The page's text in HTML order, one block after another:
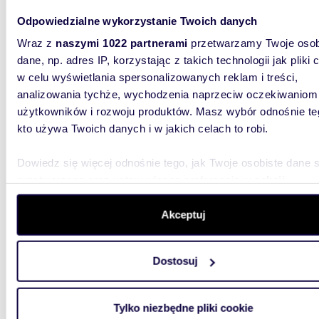
Odpowiedzialne wykorzystanie Twoich danych
Wraz z naszymi 1022 partnerami przetwarzamy Twoje
dane, np. adres IP, korzystając z takich technologii jak pliki
w celu wyświetlania spersonalizowanych reklam i treści,
analizowania tychże, wychodzenia naprzeciw oczekiwaniom
użytkowników i rozwoju produktów. Masz wybór odnośnie
kto używa Twoich danych i w jakich celach to robi.
Dowiedz się więcej odnośnie tego, jak Twoje osobiste dane
szczegółów. W Deklaracji plików cookie możesz zmienić
wycofać swoją zgodę w dowolnej chwili.
aby oferować funkcje społecznościowe i analizować ruch w
witrynie. Informacje o tym, jak korzystasz z naszej witryny,
analitycznym. Partnerzy mogą połączyć te informacje z
Akceptuj
Dostosuj
Tylko niezbędne pliki cookie
Nowoczesne 33 m² w centrum Bydgoszczy (pełne
1 600
33 m2,
27m